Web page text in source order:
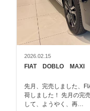
2026.02.15
FIAT DOBLO MAXI
先月、完売しました
荷しました！ 先月の完売以降、お問い合わせを多数いただきま
して、ようやく、再…